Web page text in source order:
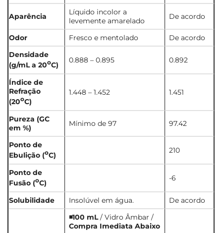
Aparência
Líquido incolor a
levemente amarelado
De acordo
Odor Fresco e mentolado
De acordo
Densidade
(g/mL a 20oC)
0.888 – 0.895 0.892
Índice de
Refração
(20oC)
1.448 – 1.452 1.451
Pureza (GC
em %)
Mínimo de 97 97.42
Ponto de
Ebulição (oC)
210
Ponto de
Fusão (oC)
-6
Solubilidade Insolúvel em água. De acordo
◾100 mL/ Vidro Âmbar /
Compra Imediata Abaixo